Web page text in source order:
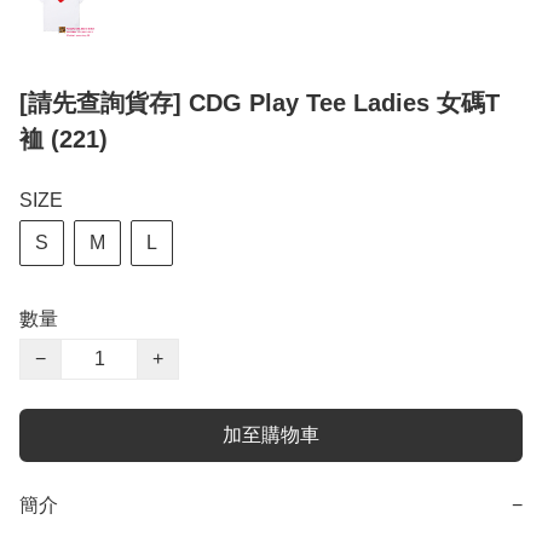
[請先查詢貨存] CDG Play Tee Ladies 女碼T
裇 (221)
SIZE
S M L
數量
−
+
加至購物車
簡介 −